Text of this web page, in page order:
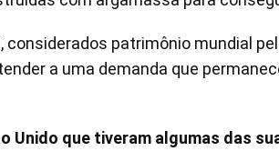
patrimônio mundial
a uma demanda que
Unido que tiveram algumas das